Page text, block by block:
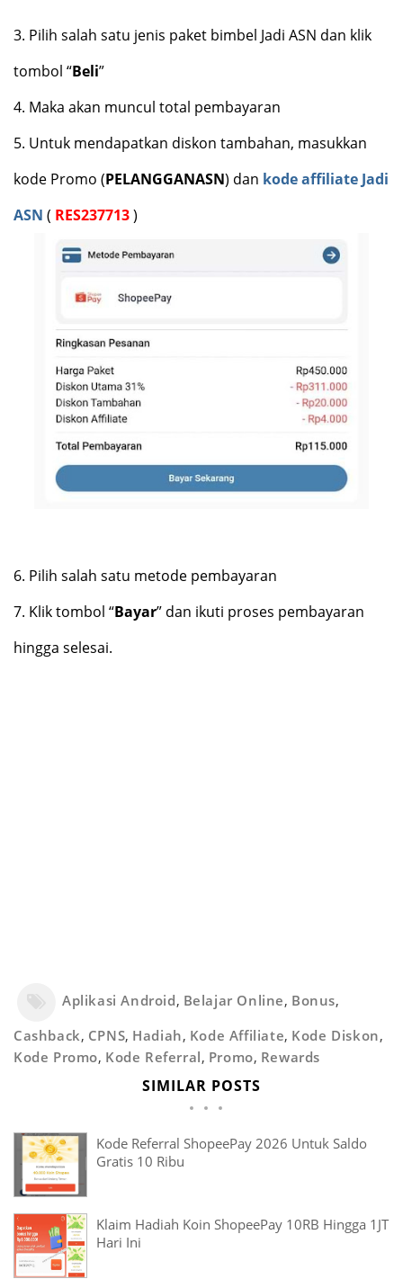
3. Pilih salah satu jenis paket bimbel Jadi ASN dan klik
tombol “Beli”
4. Maka akan muncul total pembayaran
5. Untuk mendapatkan diskon tambahan, masukkan
kode Promo (PELANGGANASN) dan kode affiliate Jadi
ASN ( RES237713)
6. Pilih salah satu metode pembayaran
7. Klik tombol “Bayar” dan ikuti proses pembayaran
hingga selesai.
Aplikasi Android, Belajar Online, Bonus,
Cashback, CPNS, Hadiah, Kode Affiliate, Kode Diskon,
Kode Promo, Kode Referral, Promo, Rewards
SIMILAR POSTS
Kode Referral ShopeePay 2026 Untuk Saldo
Gratis 10 Ribu
Klaim Hadiah Koin ShopeePay 10RB Hingga 1JT
Hari Ini